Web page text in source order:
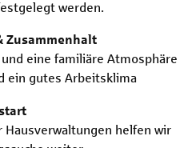
werden.
Zusammenhalt
eine familiäre Atmosphäre
ein gutes Arbeitsklima
Hausverwaltungen helfen wir